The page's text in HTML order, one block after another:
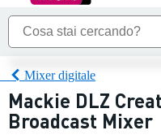
Mixer digitale
Mackie DLZ
Broadcast Mixer